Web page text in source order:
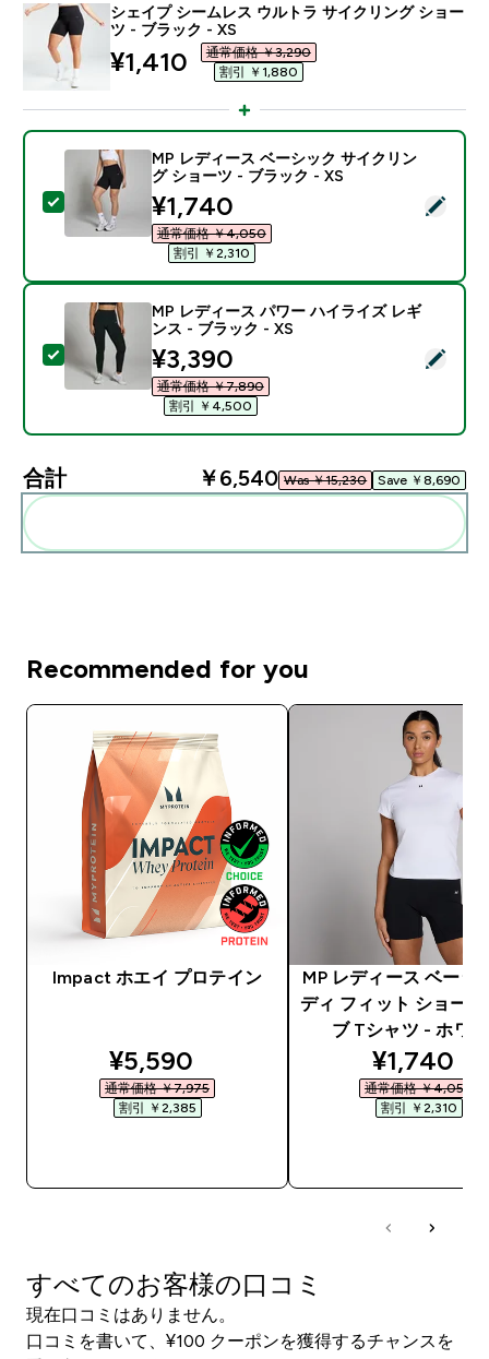
シェイプ シームレス ウルトラ サイクリング ショー
ツ - ブラック - XS
discounted price
¥1,410‎
通常価格 ￥3,290‎
割引 ￥1,880‎
この商品を選択 - MP レディース ベーシック サイク
MP レディース ベーシック サイクリン
グ ショーツ - ブラック - XS
discounted price
¥1,740‎
通常価格 ￥4,050‎
割引 ￥2,310‎
この商品を選択 - MP レディース パワー ハイライズ
MP レディース パワー ハイライズ レギ
ンス - ブラック - XS
discounted price
¥3,390‎
通常価格 ￥7,890‎
割引 ￥4,500‎
合計 ￥6,540‎ Was ￥15,230‎ Save ￥8,690‎
Recommended for you
Impact ホエイ プロテイン
discounted price
¥5,590‎
通常価格 ￥7,975‎
割引 ￥2,385‎
MP レディース ベーシ
ディ フィット ショー
ブ Tシャツ - ホワ
¥1,740‎
通常価格 ￥4,050‎
割引 ￥2,310‎
すべてのお客様の口コミ
現在口コミはありません。
口コミを書いて、¥100 クーポンを獲得するチャンスを